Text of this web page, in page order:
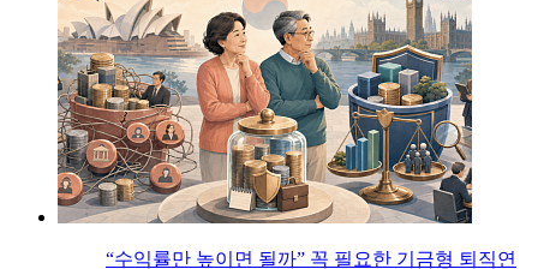
“수익률만 높이면 될까” 꼭 필요한 기금형 퇴직연